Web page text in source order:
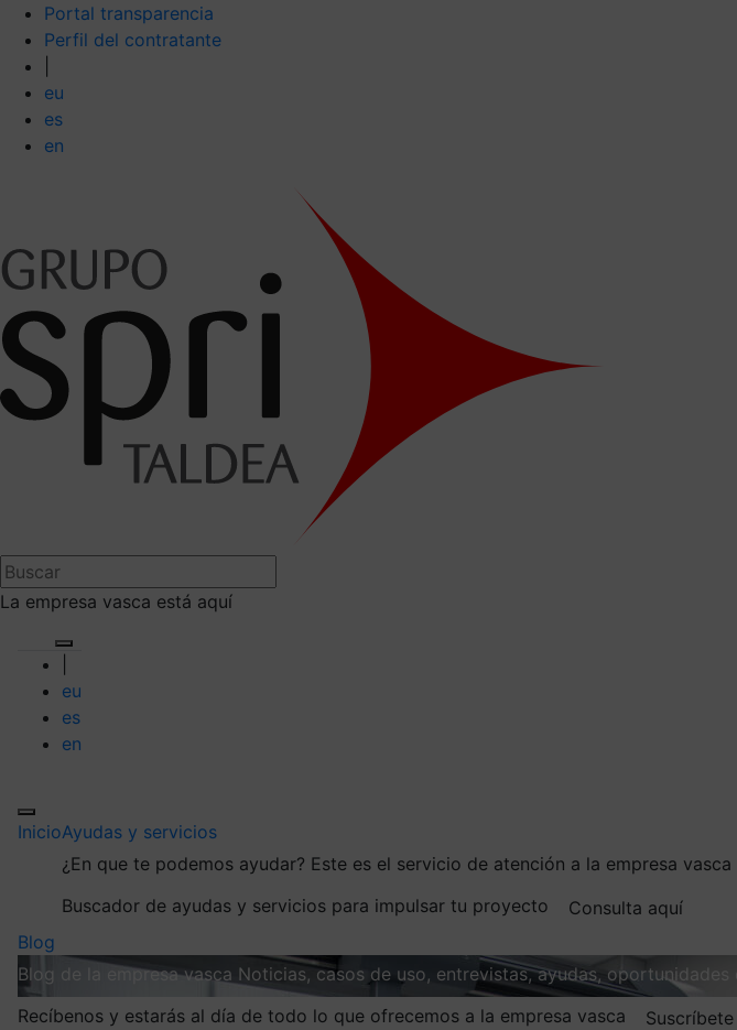
Portal transparencia
Perfil del contratante
eu
es
en
La empresa vasca está aquí
eu
es
en
InicioAyudas y servicios
¿En que te podemos ayudar? Este es el servicio de atención a la empresa vasca
Buscador de ayudas y servicios para impulsar tu proyecto
Consulta aquí
Blog
Blog de la empresa vasca Noticias, casos de uso, entrevistas, ayudas, oportunidades
Recíbenos y estarás al día de todo lo que ofrecemos a la empresa vasca